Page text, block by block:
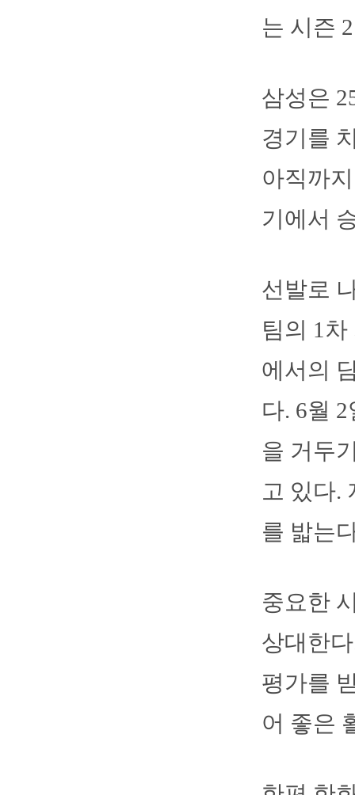
는 시즌
삼성은
경기를
아직까
기에서
선발로
팀의 1
에서의
다. 6월
을 거두
고 있다.
를 밟는
중요한
상대한
평가를
어 좋은